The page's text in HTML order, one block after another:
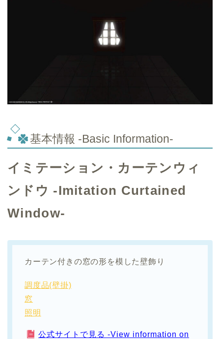
基本情報 -Basic Information-
イミテーション・カーテンウィ
ンドウ -Imitation Curtained
Window-
カーテン付きの窓の形を模した壁飾り
調度品(壁掛)
窓
照明
公式サイトで見る -View information on